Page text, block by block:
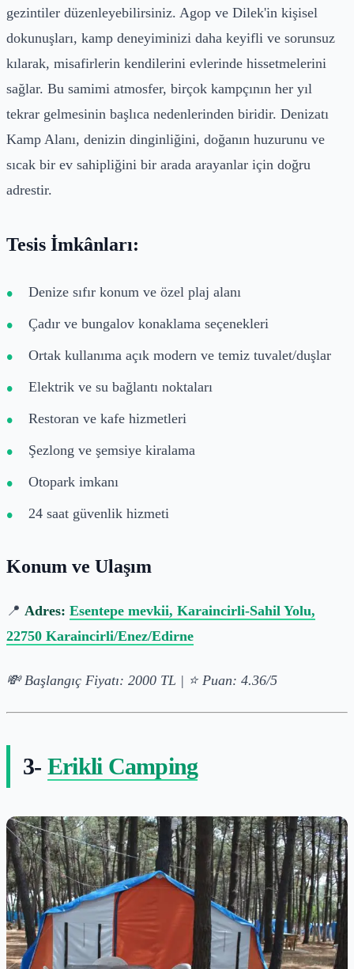
gezintiler düzenleyebilirsiniz. Agop ve Dilek'in kişisel
dokunuşları, kamp deneyiminizi daha keyifli ve sorunsuz
kılarak, misafirlerin kendilerini evlerinde hissetmelerini
sağlar. Bu samimi atmosfer, birçok kampçının her yıl
tekrar gelmesinin başlıca nedenlerinden biridir. Denizatı
Kamp Alanı, denizin dinginliğini, doğanın huzurunu ve
sıcak bir ev sahipliğini bir arada arayanlar için doğru
adrestir.
Tesis İmkânları:
Denize sıfır konum ve özel plaj alanı
Çadır ve bungalov konaklama seçenekleri
Ortak kullanıma açık modern ve temiz tuvalet/duşlar
Elektrik ve su bağlantı noktaları
Restoran ve kafe hizmetleri
Şezlong ve şemsiye kiralama
Otopark imkanı
24 saat güvenlik hizmeti
Konum ve Ulaşım
📍 Adres: Esentepe mevkii, Karaincirli-Sahil Yolu,
22750 Karaincirli/Enez/Edirne
💸 Başlangıç Fiyatı: 2000 TL | ⭐ Puan: 4.36/5
3- Erikli Camping